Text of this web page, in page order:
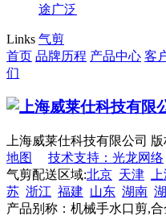
途广泛
Links 气剪
首页 品牌历程 产品中心 客
们
上海威莱仕科技有限公司
地图
技术支持：光龙网络
气剪配送区域:北京 天津
苏 浙江 福建 山东 湖南
产品别称：机械手水口剪,